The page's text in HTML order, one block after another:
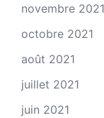
novembre 2021
octobre 2021
août 2021
juillet 2021
juin 2021